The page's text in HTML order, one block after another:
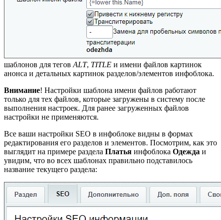
шаблонов для тегов ALT, TITLE и имени файлов картинок
анонса и детальных картинок разделов/элементов инфоблока.
Внимание! Настройки шаблона имени файлов работают
только для тех файлов, которые загружены в систему после
выполнения настроек. Для ранее загруженных файлов
настройки не применяются.
Все ваши настройки SEO в инфоблоке видны в формах
редактирования его разделов и элементов. Посмотрим, как это
выглядит на примере раздела Платья инфоблока Одежда и
увидим, что во всех шаблонах правильно подставилось
название текущего раздела: